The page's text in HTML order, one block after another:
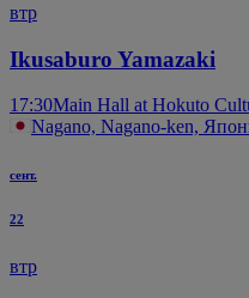
втр
Ikusaburo Yamazaki
17:30Main Hall at Hokuto
Nagano, Nagano-ken,
сент.
22
втр